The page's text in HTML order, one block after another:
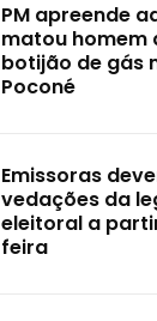
PM apreende
matou homem
botijão de gás
Poconé
Emissoras
vedações da
eleitoral a
feira